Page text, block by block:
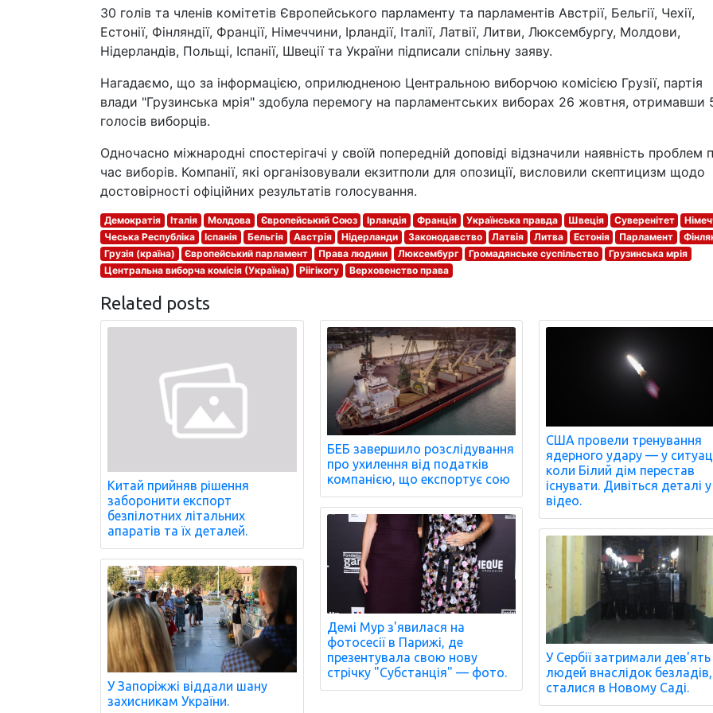
30 голів та членів комітетів Європейського парламенту та парламентів Австрії, Бельгії, Чехії,
Естонії, Фінляндії, Франції, Німеччини, Ірландії, Італії, Латвії, Литви, Люксембургу, Молдови,
Нідерландів, Польщі, Іспанії, Швеції та України підписали спільну заяву.
Нагадаємо, що за інформацією, оприлюдненою Центральною виборчою комісією Грузії, партія
влади "Грузинська мрія" здобула перемогу на парламентських виборах 26 жовтня, отримавши
голосів виборців.
Одночасно міжнародні спостерігачі у своїй попередній доповіді відзначили наявність проблем
час виборів. Компанії, які організовували екзитполи для опозиції, висловили скептицизм щодо
достовірності офіційних результатів голосування.
Демократія Італія Молдова Європейський Союз Ірландія Франція Українська правда Швеція Суверенітет
Чеська Республіка
Іспанія Бельгія Австрія Нідерланди Законодавство Латвія Литва Естонія Парламент
Грузія (країна)
Європейський парламент Права людини Люксембург Громадянське суспільство
Грузинська мрія
Центральна виборча комісія (Україна)
Ріігікогу Верховенство права
Related posts
Китай прийняв рішення
заборонити експорт
безпілотних літальних
апаратів та їх деталей.
У Запоріжжі віддали шану
захисникам України.
БЕБ завершило розслідування
про ухилення від податків
компанією, що експортує сою
Демі Мур з'явилася на
фотосесії в Парижі, де
презентувала свою нову
стрічку "Субстанція" — фото.
США провели тренування
ядерного удару — у
коли Білий дім перестав
існувати. Дивіться деталі у
відео.
У Сербії затримали дев'ять
людей внаслідок
сталися в Новому Саді.